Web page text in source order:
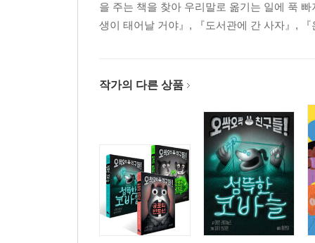
을 주는 책을 찾아 우리말로 옮기는 일에 푹
생이 태어날 거야』, 『도서관에 간 사자』,
작가의 다른 상품